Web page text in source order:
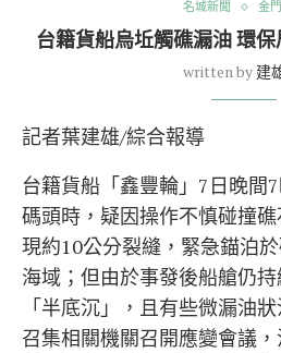
名城新聞 金
台籍貨船烏坵觸礁漏油 環
written by 建
記者葉建雄/綜合報導
台籍貨船「鑫豐輪」7日晚間
碼頭時，疑因操作不慎碰撞
現約10公分裂縫，緊急錨泊
海域；但由於事發後船艙仍
「半底沉」，且有些微漏油
召集相關機關召開應變會議